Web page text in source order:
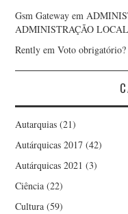
Gsm Gateway em
ADMINISTRAÇÃO
Rently emVoto obrigatório?
Autarquias (21)
Autárquicas 2017 (42)
Autárquicas 2021 (3)
Ciência (22)
Cultura (59)